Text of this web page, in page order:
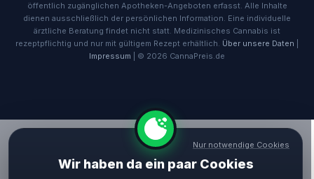
öffentlich zugänglichen Apotheken-Angeboten erfasst. Alle Inhalte
dienen ausschließlich der persönlichen Information. Eine individuelle
ärztliche Beratung findet nicht statt. Medizinisches Cannabis ist
rezeptpflichtig und nur mit gültigem Rezept erhältlich. Über unsere Daten
Impressum | © 2026 CannaPreis.de
Nur notwendige Cookies
Wir haben da ein paar Cookies